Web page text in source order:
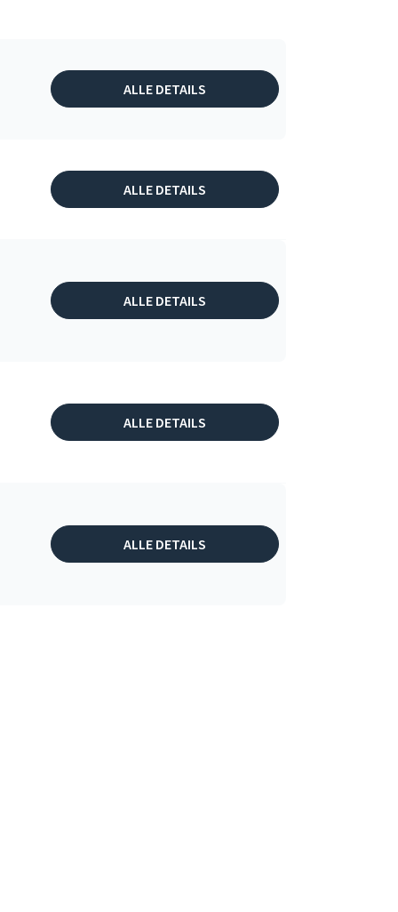
ALLE DETAILS
ALLE DETAILS
ALLE DETAILS
ALLE DETAILS
ALLE DETAILS